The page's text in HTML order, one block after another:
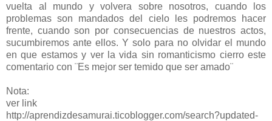
vuelta al mundo y volvera sobre nosotros, cuando los
problemas son mandados del cielo les podremos hacer
frente, cuando son por consecuencias de nuestros actos,
sucumbiremos ante ellos. Y solo para no olvidar el mundo
en que estamos y ver la vida sin romanticismo cierro este
comentario con ¨Es mejor ser temido que ser amado¨
Nota:
ver link
http://aprendizdesamurai.ticoblogger.com/search?updated-